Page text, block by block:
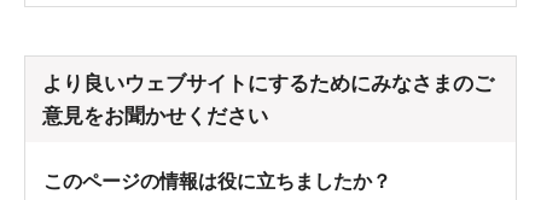
より良いウェブサイトにするためにみなさまのご
意見をお聞かせください
このページの情報は役に立ちましたか？